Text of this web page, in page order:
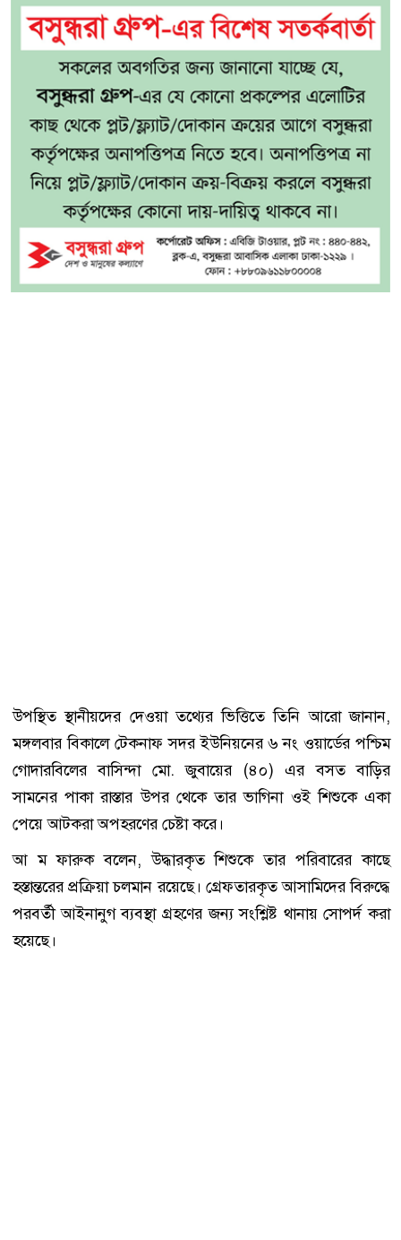
উপস্থিত স্থানীয়দের দেওয়া তথ্যের ভিত্তিতে তিনি আরো জানান,
মঙ্গলবার বিকালে টেকনাফ সদর ইউনিয়নের ৬ নং ওয়ার্ডের পশ্চিম
গোদারবিলের বাসিন্দা মো. জুবায়ের (৪০) এর বসত বাড়ির
সামনের পাকা রাস্তার উপর থেকে তার ভাগিনা ওই শিশুকে একা
পেয়ে আটকরা অপহরণের চেষ্টা করে।
আ ম ফারুক বলেন, উদ্ধারকৃত শিশুকে তার পরিবারের কাছে
হস্তান্তরের প্রক্রিয়া চলমান রয়েছে। গ্রেফতারকৃত আসামিদের বিরুদ্ধে
পরবর্তী আইনানুগ ব্যবস্থা গ্রহণের জন্য সংশ্লিষ্ট থানায় সোপর্দ করা
হয়েছে।